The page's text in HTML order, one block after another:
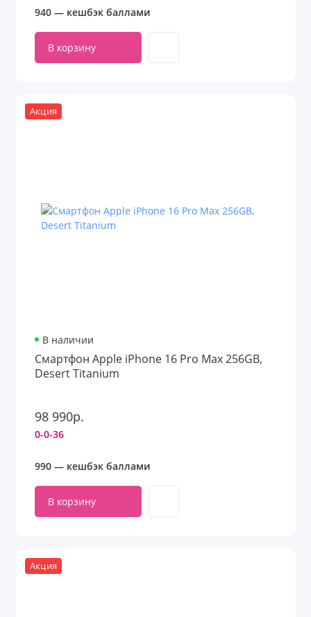
940 — кешбэк баллами
В корзину
Акция
В наличии
Смартфон Apple iPhone 16 Pro Max 256GB,
Desert Titanium
98 990р.
0-0-36
990 — кешбэк баллами
В корзину
Акция